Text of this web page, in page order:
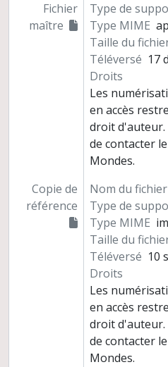
Fichier
maître
Type de
Type MIME
Taille du
Téléversé 17
Droits
Les
en accès
droit d'auteur.
de contacter
Mondes.
Copie de
référence
Nom du fichier
Type de
Type MIME
Taille du
Téléversé 10
Droits
Les
en accès
droit d'auteur.
de contacter
Mondes.